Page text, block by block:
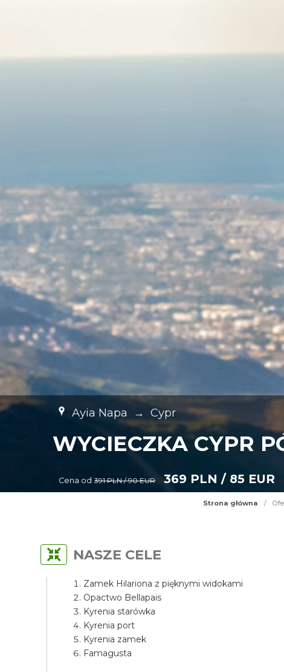
Ayia Napa → Cypr
WYCIECZKA CYPR
Cena od 391 PLN / 90 EUR 369 PLN / 85 EUR
Strona główna /
NASZE CELE
Zamek Hilariona z pięknymi widokami
Opactwo Bellapais
Kyrenia starówka
Kyrenia port
Kyrenia zamek
Famagusta